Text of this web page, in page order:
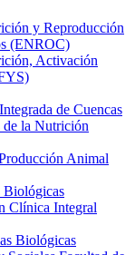
y Reproducción
(ENROC)
Activación
de Cuencas
de la Nutrición
Animal
Biológicas
Clínica Integral
Biológicas